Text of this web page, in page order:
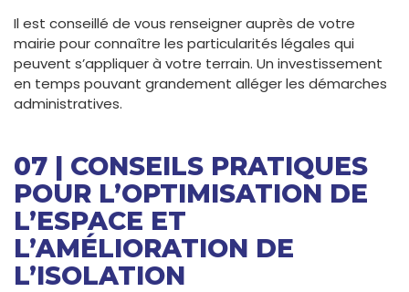
Il est conseillé de vous renseigner auprès de votre
mairie pour connaître les particularités légales qui
peuvent s’appliquer à votre terrain. Un investissement
en temps pouvant grandement alléger les démarches
administratives.
07 | CONSEILS PRATIQUES
POUR L’OPTIMISATION DE
L’ESPACE ET
L’AMÉLIORATION DE
L’ISOLATION